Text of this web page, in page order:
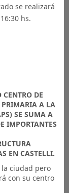
se realizará
hs.
DE
PRIMARIA A LA
SE SUMA A
IMPORTANTES
EN CASTELLI.
la ciudad pero
con su centro